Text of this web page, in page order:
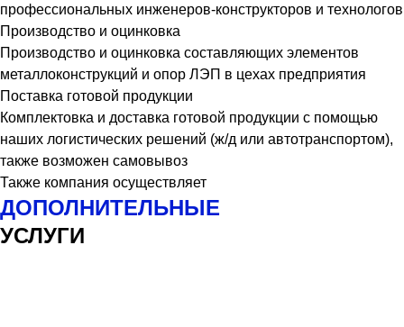
профессиональных инженеров-конструкторов и технологов
Производство и оцинковка
Производство и оцинковка составляющих элементов
металлоконструкций и опор ЛЭП в цехах предприятия
Поставка готовой продукции
Комплектовка и доставка готовой продукции с помощью
наших логистических решений (ж/д или автотранспортом),
также возможен самовывоз
Также компания осуществляет
ДОПОЛНИТЕЛЬНЫЕ
УСЛУГИ